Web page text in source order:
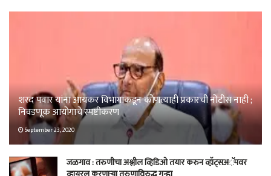
शरद पवार यांना आयकर विभागाकडून कोणत्याही प्रकारची नोटीस नाही ;
निवडणूक आयोगाचे स्पष्टीकरण
September 23, 2020
जळगाव : तरुणीचा अश्लील व्हिडिओ तयार करुन व्हॉट्सअॅपवर